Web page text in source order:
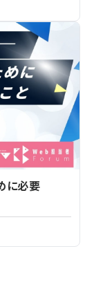
に必要